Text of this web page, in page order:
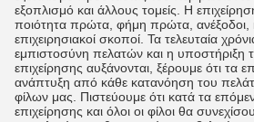
εξοπλισμό και άλλους τομείς. Η
ποιότητα πρώτα, φήμη πρώτα, ανέξοδοι,
επιχειρησιακοί σκοποί. Τα τελευταία
εμπιστοσύνη πελατών και η υποστήριξη
επιχείρησης αυξάνονται, ξέρουμε ότι τα
ανάπτυξη από κάθε κατανόηση του
φίλων μας. Πιστεύουμε ότι κατά τα
επιχείρησης και όλοι οι φίλοι θα